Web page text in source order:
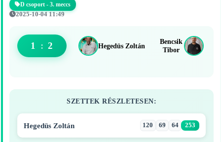
D csoport - 3. meccs
2025-10-04 11:49
Hegedüs Zoltán
1 : 2
Bencsik
Tibor
SZETTEK RÉSZLETESEN:
Hegedüs Zoltán 120 69 64 253